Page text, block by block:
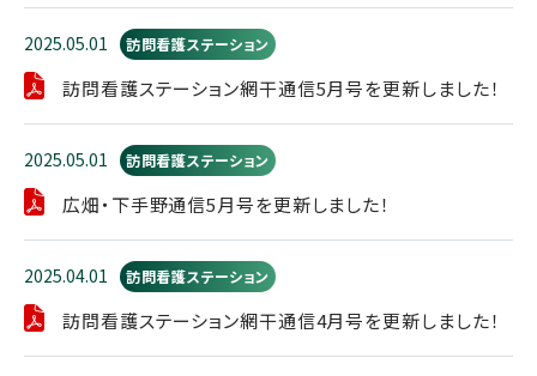
2025.05.01 訪問看護ステーション
訪問看護ステーション網干通信5月号を更新しました！
2025.05.01 訪問看護ステーション
広畑・下手野通信5月号を更新しました！
2025.04.01 訪問看護ステーション
訪問看護ステーション網干通信4月号を更新しました！